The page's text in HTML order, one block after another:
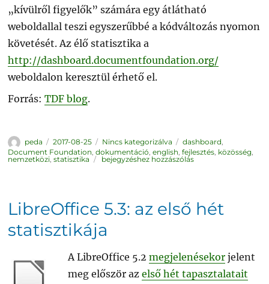
„kívülről figyelők” számára egy átlátható
weboldallal teszi egyszerűbbé a kódváltozás nyomon
követését. Az élő statisztika a
http://dashboard.documentfoundation.org/
weboldalon keresztül érhető el.
Forrás:TDF blog.
Szerző
peda Közzétéve
2017-08-25 Kategória
Nincs kategorizálva Címke
dashboard,
Document Foundation ,dokumentáció ,english ,fejlesztés közösség
nemzetközi ,statisztika
TDF
Dashboard:
fejlesztésére
bejegyzéshez hozzászólás
LibreOffice 5.3: az első hét
statisztikája
A LibreOffice 5.2megjelenésekor jelent
meg először azelső hét tapasztalatait